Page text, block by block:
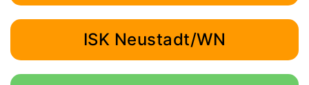
ISK Neustadt/WN